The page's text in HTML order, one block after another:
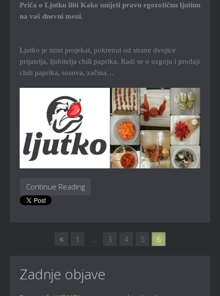
Priča o Ljutku iliti Kako unijeti pravu egozotičnu ljutinu
na vaš dnevni meni.
Ljutko je mini projekat, pokrenut od strane dvojice
prijatelja, ljubitelja chili paprika. Radi se o uzgoju i prodaji
chili paprika, sosova, začina…
Continue Reading
1 3 4 5 6
Zadnje objave